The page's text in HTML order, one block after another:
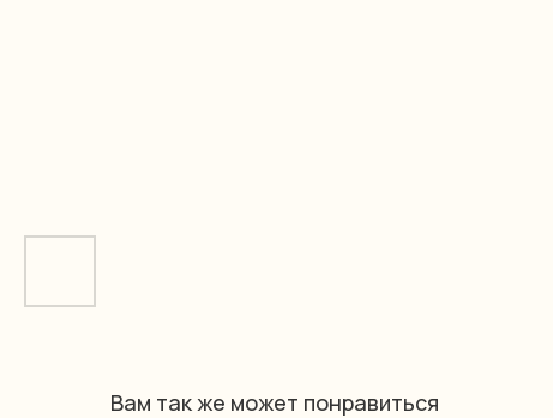
Вам так же может понравиться